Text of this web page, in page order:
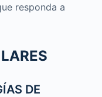
responda a
DE